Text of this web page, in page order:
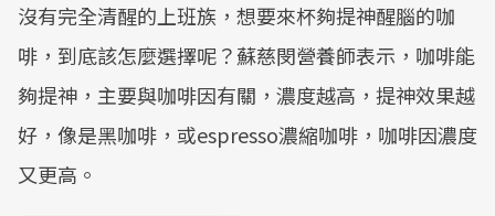
沒有完全清醒的上班族，想要來杯夠提神醒腦的咖
啡，到底該怎麼選擇呢？蘇慈閔營養師表示，咖啡能
夠提神，主要與咖啡因有關，濃度越高，提神效果越
好，像是黑咖啡，或espresso濃縮咖啡，咖啡因濃度
又更高。